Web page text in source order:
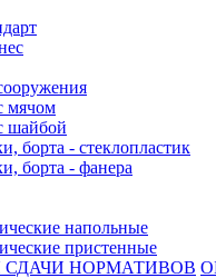
мячом
шайбой
борта - стеклопластик
борта - фанера
напольные
пристенные
СДАЧИ НОРМАТИВОВ